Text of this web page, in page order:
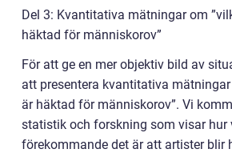
Del 3: Kvantitativa mätningar om
häktad för människorov”
För att ge en mer objektiv bild av
att presentera kvantitativa
är häktad för människorov”. Vi
statistik och forskning som visar hur
förekommande det är att artister blir